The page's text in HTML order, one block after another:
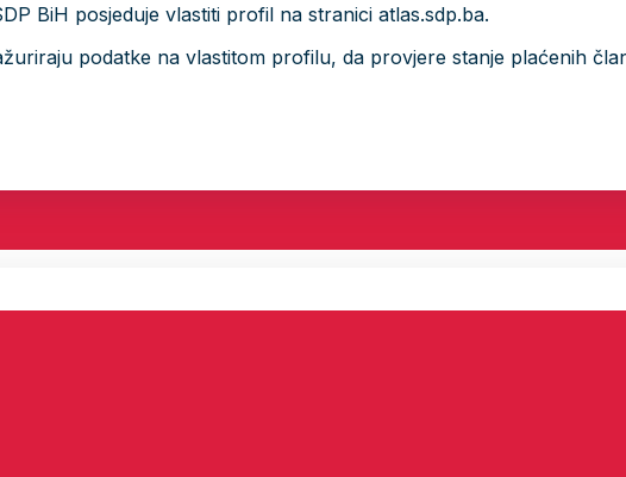
BiH posjeduje vlastiti profil na stranici atlas.sdp.ba.
podatke na vlastitom profilu, da provjere stanje plaćenih